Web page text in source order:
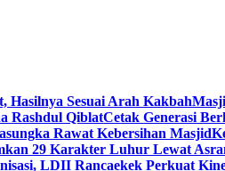
Sesuai Arah Kakbah
Rashdul QiblatCetak Generasi
Rawat Kebersihan Masjid
29 Karakter Luhur Lewat
LDII Rancaekek Perkuat